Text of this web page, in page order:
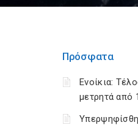
Πρόσφατα
Ενοίκια:
μετρητά από